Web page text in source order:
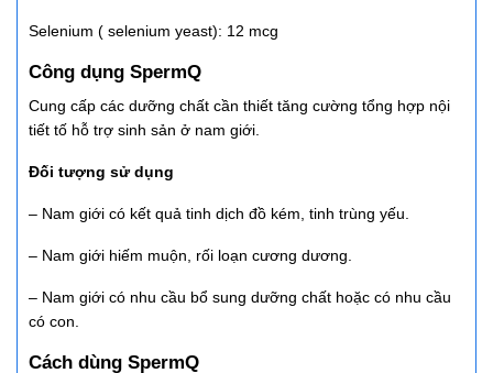
Selenium ( selenium yeast): 12 mcg
Công dụng SpermQ
Cung cấp các dưỡng chất cần thiết tăng cường tổng hợp nội
tiết tố hỗ trợ sinh sản ở nam giới.
Đối tượng sử dụng
– Nam giới có kết quả tinh dịch đồ kém, tinh trùng yếu.
– Nam giới hiếm muộn, rối loạn cương dương.
– Nam giới có nhu cầu bổ sung dưỡng chất hoặc có nhu cầu
có con.
Cách dùng SpermQ